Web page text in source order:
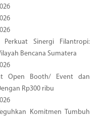
Sinergi Filantropi:
Bencana Sumatera
Open Booth/ Event dan
Rp300 ribu
Komitmen Tumbuh